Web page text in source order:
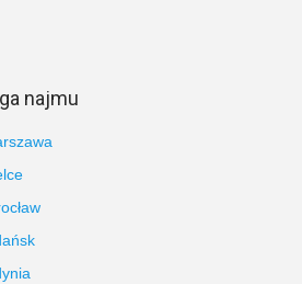
najmu